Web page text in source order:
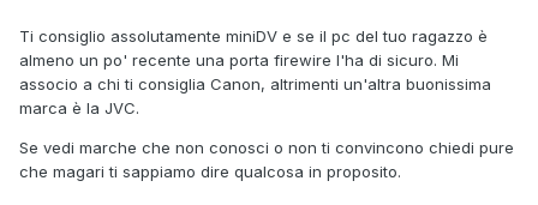
Ti consiglio assolutamente miniDV e se il pc del tuo ragazzo è
almeno un po' recente una porta firewire l'ha di sicuro. Mi
associo a chi ti consiglia Canon, altrimenti un'altra buonissima
marca è la JVC.
Se vedi marche che non conosci o non ti convincono chiedi pure
che magari ti sappiamo dire qualcosa in proposito.